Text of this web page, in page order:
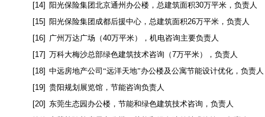
[14] 阳光保险集团北京通州办公楼，总建筑面积30万平米，负责人
[15] 阳光保险集团成都后援中心，总建筑面积26万平米，负责人
[16] 广州万达广场（40万平米），机电咨询主要负责人
[17] 万科大梅沙总部绿色建筑技术咨询（7万平米），负责人
[18] 中远房地产公司“远洋天地”办公楼及公寓节能设计优化，负责人
[19] 贵阳规划展览馆，节能咨询负责人
[20] 东莞生态园办公楼，节能和绿色建筑技术咨询，负责人